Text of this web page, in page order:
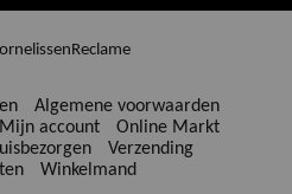
Algemene voorwaarden
Mijn account
Online Markt
Verzending
Winkelmand